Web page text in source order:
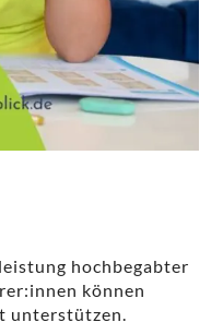
hochbegabter
können
unterstützen.